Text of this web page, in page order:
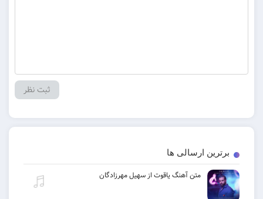
برترین ارسالی ها
متن آهنگ یاقوت از سهیل مهرزادگان